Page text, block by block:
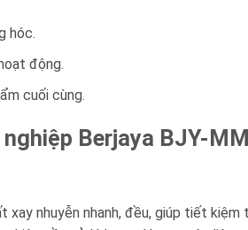
hóc.
động.
cuối cùng.
Berjaya BJY-
nhuyễn nhanh, đều, giúp tiết